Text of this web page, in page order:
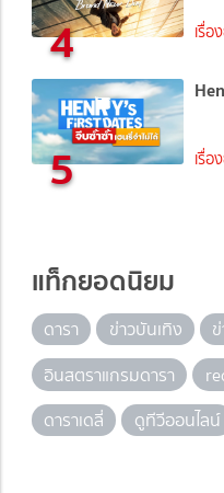
4 เรื่อ
5 เรื่อ
แท็กยอดนิยม
ดารา ข่าวบันเทิง
อินสตราแกรมดารา
ดาราเดลี่
ดูทีวีออนไลน์